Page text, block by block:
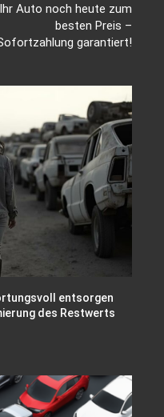
Ihr Auto noch heute zum
besten Preis –
garantiert!
entsorgen
des Restwerts